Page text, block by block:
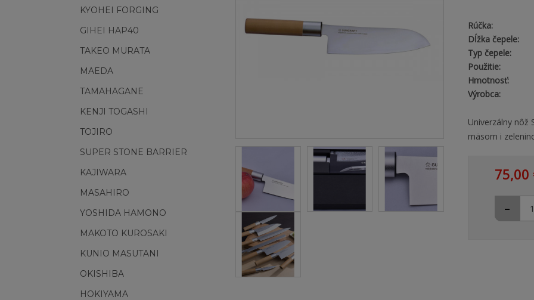
KYOHEI FORGING
GIHEI HAP40
TAKEO MURATA
MAEDA
TAMAHAGANE
KENJI TOGASHI
TOJIRO
SUPER STONE BARRIER
KAJIWARA
MASAHIRO
YOSHIDA HAMONO
MAKOTO KUROSAKI
KUNIO MASUTANI
OKISHIBA
HOKIYAMA
Rúčka:
Dĺžka čepele:
Typ čepele:
Použitie:
Hmotnosť:
Výrobca:
Univerzálny nôž
mäsom i
75,00
-